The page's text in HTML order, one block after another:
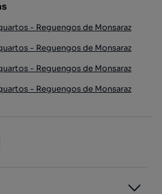
- Reguengos de Monsaraz
- Reguengos de Monsaraz
- Reguengos de Monsaraz
- Reguengos de Monsaraz